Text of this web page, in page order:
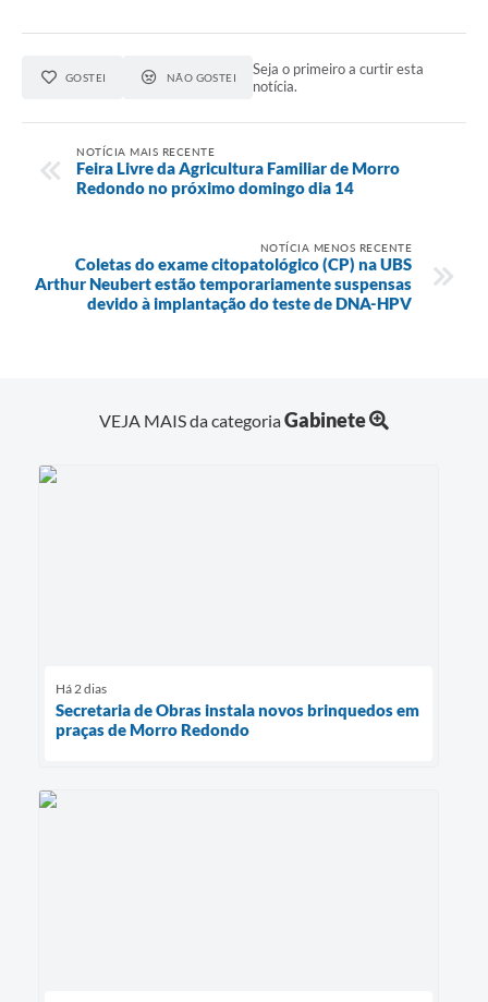
GOSTEI NÃO GOSTEI
Seja o primeiro a curtir esta
notícia.
NOTÍCIA MAIS RECENTE
Feira Livre da Agricultura Familiar de Morro
Redondo no próximo domingo dia 14
NOTÍCIA MENOS RECENTE
Coletas do exame citopatológico (CP) na UBS
Arthur Neubert estão temporariamente suspensas
devido à implantação do teste de DNA-HPV
VEJA MAIS da categoriaGabinete
Há 2 dias
Secretaria de Obras instala novos brinquedos em
praças de Morro Redondo